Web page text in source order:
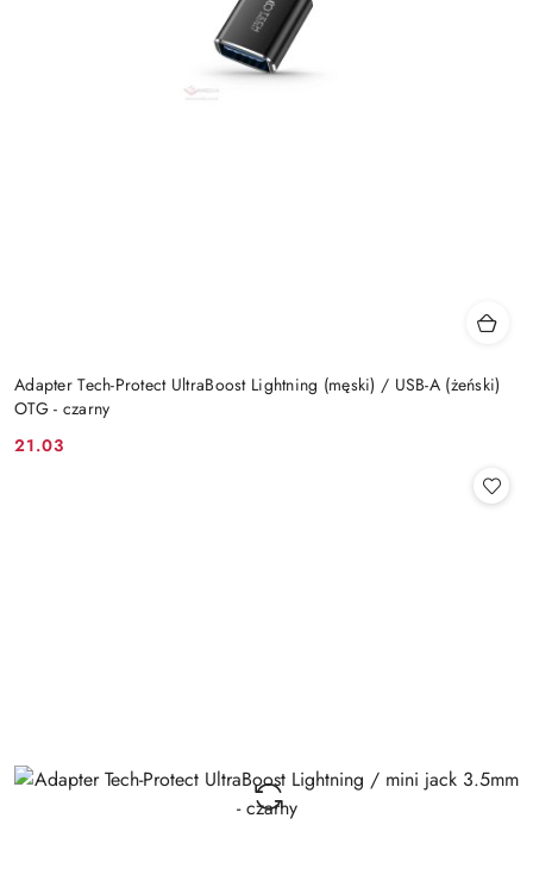
Adapter Tech-Protect UltraBoost Lightning (męski) / USB-A (żeński)
OTG - czarny
Cena:
21.03